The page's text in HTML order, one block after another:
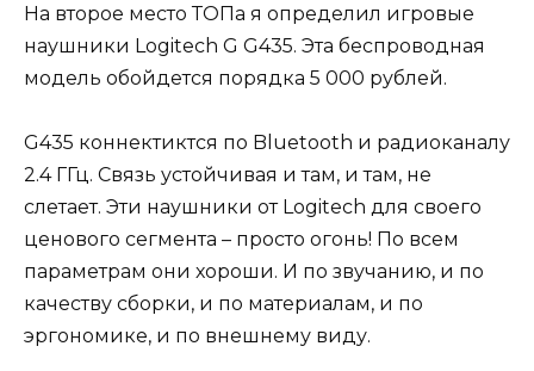
На второе место ТОПа я определил игровые
наушники Logitech G G435. Эта беспроводная
модель обойдется порядка 5 000 рублей.
G435 коннектиктся по Bluetooth и радиоканалу
2.4 ГГц. Связь устойчивая и там, и там, не
слетает. Эти наушники от Logitech для своего
ценового сегмента – просто огонь! По всем
параметрам они хороши. И по звучанию, и по
качеству сборки, и по материалам, и по
эргономике, и по внешнему виду.